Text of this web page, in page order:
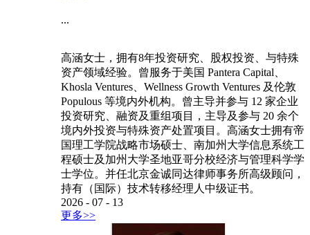
...
高涵女士，拥有8年投资研究、股权投资、与特殊
资产领域经验。曾服务于美国 Pantera Capital、
Khosla Ventures、Wellness Growth Ventures 及伦敦
Populous 等境内外机构。曾主导并参与 12 家企业
投资研究、融资及重组项目，主导及参与 20 余个
境内外投资与特殊资产处置项目。高涵女士拥有帝
国理工学院战略市场硕士、南加州大学信息系统工
程硕士及加州大学圣地亚哥分校经济与管理科学学
士学位。并任北京金诚同达律师事务所高级顾问，
持有（国际）技术转移经理人中级证书。
2026 - 07 - 13
更多>>